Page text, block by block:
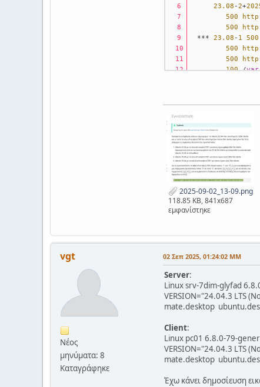
23.08 -2+
500
http
500
http
*** 23.08 - 1
500
500
http
500
http
100 /var
File "/usr/lib/
from
2025-09-02_13-09.png
118.85 KB, 841x687
εμφανίστηκε
vgt
Νέος
μηνύματα: 8
Καταγράφηκε
02 Σεπ 2025, 01:24:02 ΜΜ
Server:
Linux srv-7dim-glyfad
VERSION="24.04.3 LTS
mate.desktop
Client:
Linux pc01 6.8.0-79-
VERSION="24.04.3 LTS
mate.desktop
Έχω κάνει δημοσίευση